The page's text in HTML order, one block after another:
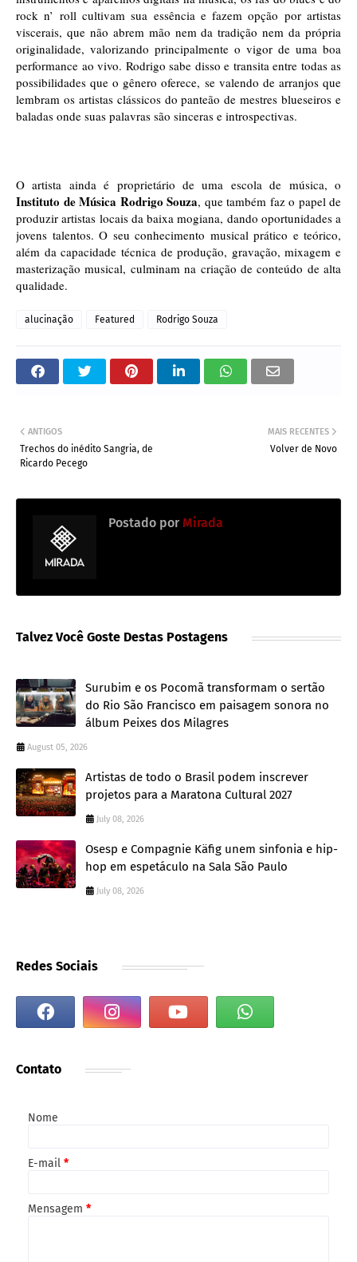
rock n’ roll cultivam sua essência e fazem opção por artistas
viscerais, que não abrem mão nem da tradição nem da própria
originalidade, valorizando principalmente o vigor de uma boa
performance ao vivo. Rodrigo sabe disso e transita entre todas as
possibilidades que o gênero oferece, se valendo de arranjos que
lembram os artistas clássicos do panteão de mestres blueseiros e
baladas onde suas palavras são sinceras e introspectivas.
O artista ainda é proprietário de uma escola de música, o
Instituto de Música Rodrigo Souza, que também faz o papel de
produzir artistas locais da baixa mogiana, dando oportunidades a
jovens talentos. O seu conhecimento musical prático e teórico,
além da capacidade técnica de produção, gravação, mixagem e
masterização musical, culminam na criação de conteúdo de alta
qualidade.
alucinação Featured Rodrigo Souza
MAIS RECENTES
Volver de Novo
ANTIGOS
Trechos do inédito Sangria, de
Ricardo Pecego
Postado por Mirada
Talvez Você Goste Destas Postagens
Surubim e os Pocomã transformam o sertão
do Rio São Francisco em paisagem sonora no
álbum Peixes dos Milagres
August 05, 2026
Artistas de todo o Brasil podem inscrever
projetos para a Maratona Cultural 2027
July 08, 2026
Osesp e Compagnie Käfig unem sinfonia e hip-
hop em espetáculo na Sala São Paulo
July 08, 2026
Redes Sociais
Contato
Nome
E-mail *
Mensagem *